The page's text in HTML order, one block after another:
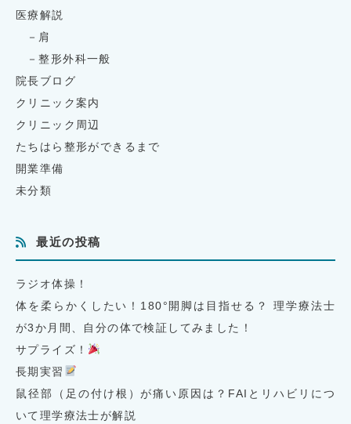
医療解説
肩
整形外科一般
院長ブログ
クリニック案内
クリニック周辺
たちはら整形ができるまで
開業準備
未分類
最近の投稿
ラジオ体操！
体を柔らかくしたい！180°開脚は目指せる？ 理学療法士
が3か月間、自分の体で検証してみました！
サプライズ！
長期実習
鼠径部（足の付け根）が痛い原因は？FAIとリハビリにつ
いて理学療法士が解説